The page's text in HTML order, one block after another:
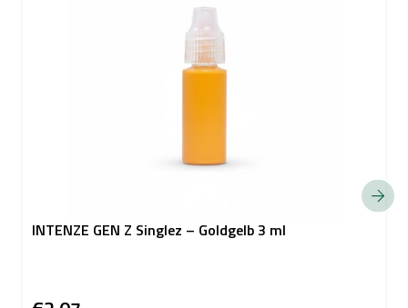
INTENZE GEN Z Singlez – Goldgelb 3 ml